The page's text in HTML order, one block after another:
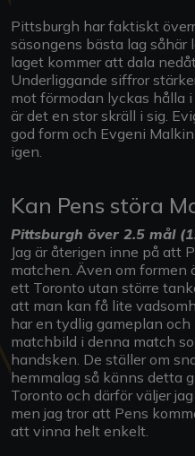
Pittsburgh har faktiskt
säsongens bästa lag såhär
laget kommer att dala
Underliggande siffror
mot förmodan lyckas hålla
är det en stor skräll i sig.
god form och Evgeni
igen.
Kan Pens störa
Pittsburgh över 2.5 mål
Jag är återigen inne på att
matchen. Även om formen
ett Toronto utan större
att man kan få lite
har en tydlig gameplan
matchbild i denna match
handsken. De ställer om
hemmalag så känns detta
Toronto och därför väljer
men jag tror att Pens
att vinna helt enkelt.